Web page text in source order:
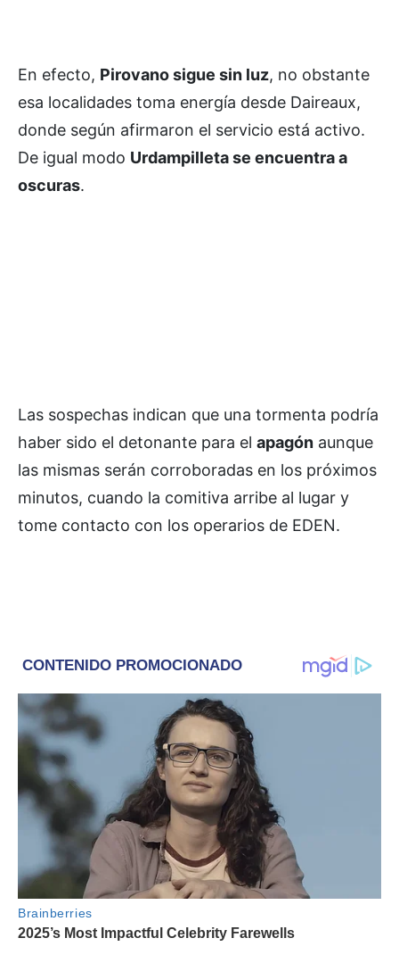
En efecto, Pirovano sigue sin luz, no obstante
esa localidades toma energía desde Daireaux,
donde según afirmaron el servicio está activo.
De igual modo Urdampilleta se encuentra a
oscuras.
Las sospechas indican que una tormenta podría
haber sido el detonante para el apagón aunque
las mismas serán corroboradas en los próximos
minutos, cuando la comitiva arribe al lugar y
tome contacto con los operarios de EDEN.